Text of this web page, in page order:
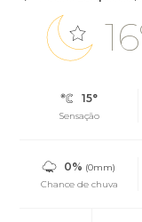
15°
Sensação
0% (0mm)
Chance de chuva